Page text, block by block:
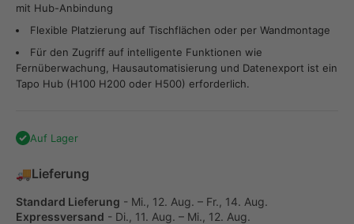
mit Hub-Anbindung
Flexible Platzierung auf Tischflächen oder per Wandmontage
Für den Zugriff auf intelligente Funktionen wie
Fernüberwachung, Hausautomatisierung und Datenexport ist ein
Tapo Hub (H100 H200 oder H500) erforderlich.
Auf Lager
🚚Lieferung
Standard Lieferung - Mi., 12. Aug. – Fr., 14. Aug.
Expressversand - Di., 11. Aug. – Mi., 12. Aug.